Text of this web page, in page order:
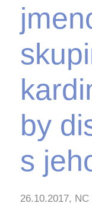
by
s
26.10.2017,